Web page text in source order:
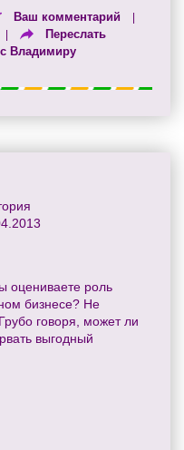
Ваш комментарий |
|
Переслать
Владимиру
оцениваете роль
бизнесе? Не
говоря, может ли
выгодный